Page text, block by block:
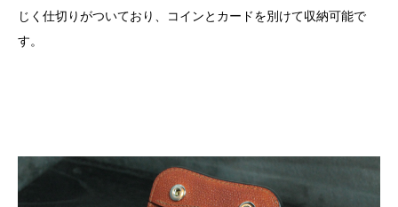
じく仕切りがついており、コインとカードを別けて収納可能で
す。